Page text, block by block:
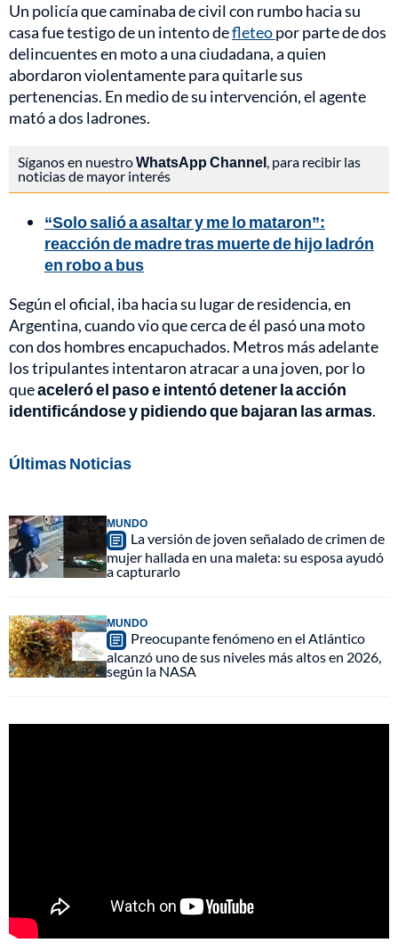
Un policía que caminaba de civil con rumbo hacia su
casa fue testigo de un intento defleteopor parte de dos
delincuentes en moto a una ciudadana, a quien
abordaron violentamente para quitarle sus
pertenencias. En medio de su intervención, el agente
mató a dos ladrones.
Síganos en nuestroWhatsApp Channel, para recibir las
noticias de mayor interés
“Solo salió a asaltar y me lo mataron”:
reacción de madre tras muerte de hijo ladrón
en robo a bus
Según el oficial, iba hacia su lugar de residencia, en
Argentina, cuando vio que cerca de él pasó una moto
con dos hombres encapuchados. Metros más adelante
los tripulantes intentaron atracar a una joven, por lo
queaceleró el paso e intentó detener la acción
identificándose y pidiendo que bajaran las armas.
Últimas Noticias
MUNDO
La versión de joven señalado de crimen de
mujer hallada en una maleta: su esposa ayudó
a capturarlo
MUNDO
Preocupante fenómeno en el Atlántico
alcanzó uno de sus niveles más altos en 2026,
según la NASA